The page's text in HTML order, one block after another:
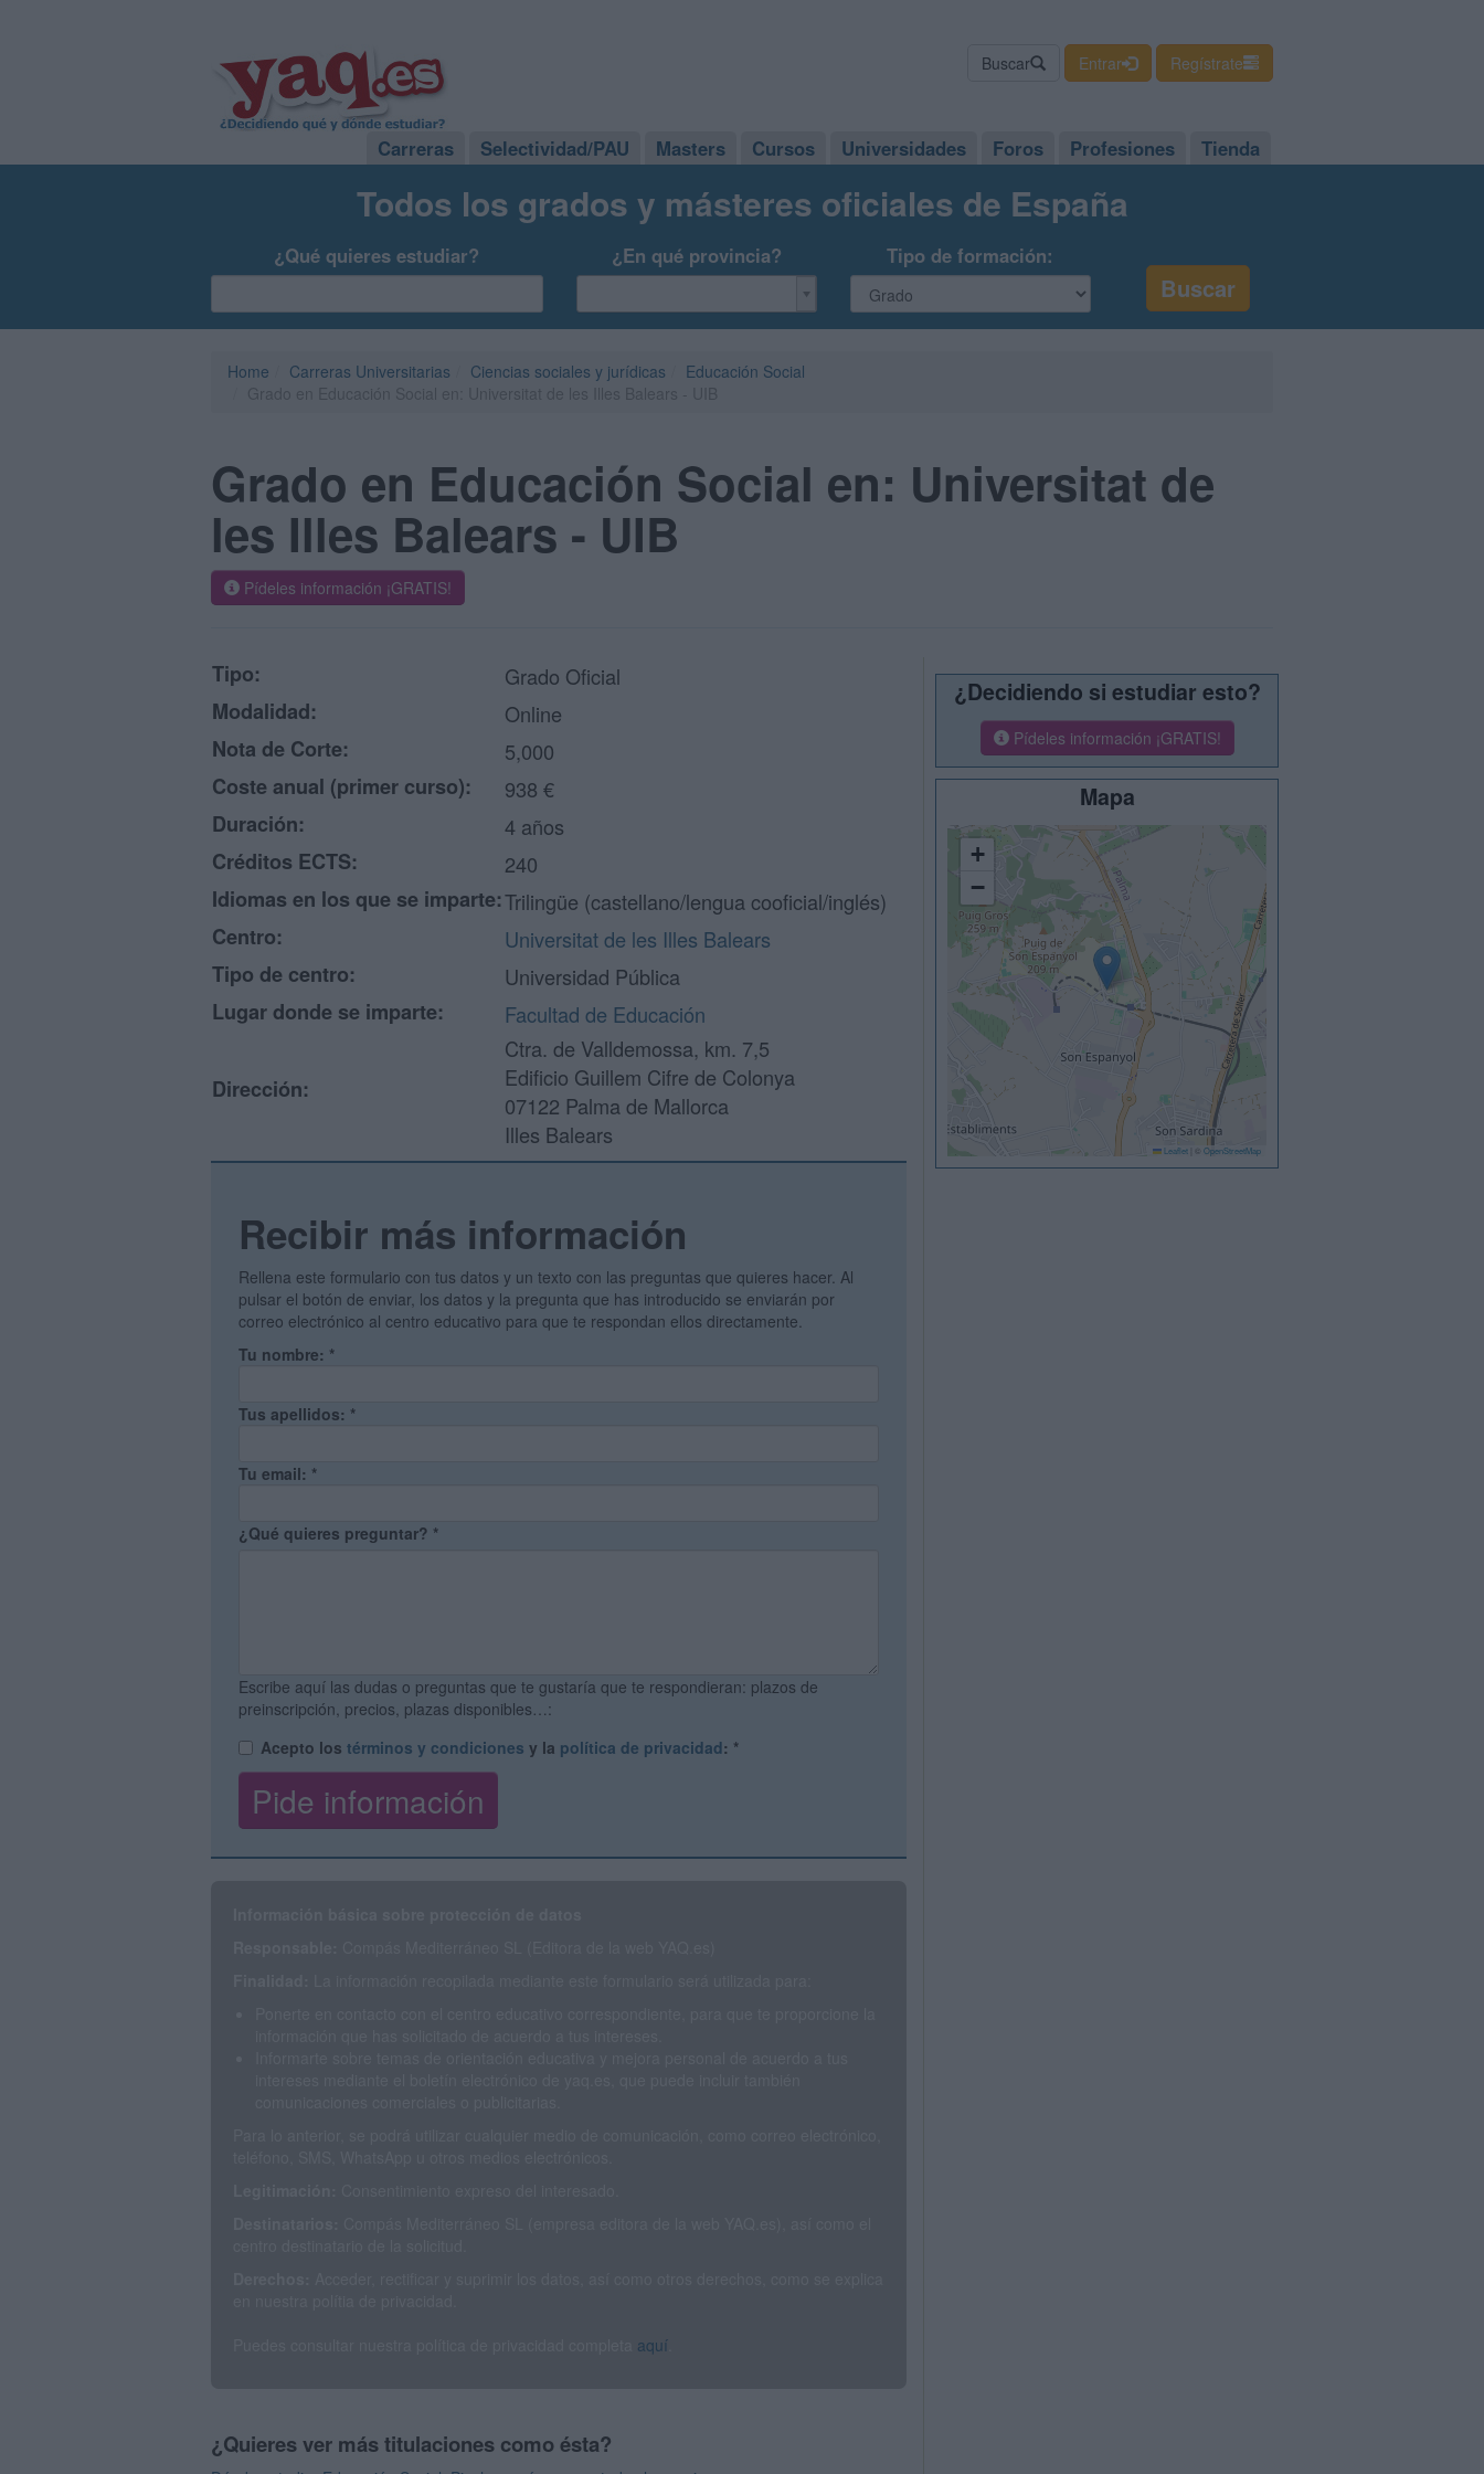
Buscar Entrar Regístrate
Carreras Selectividad/PAU Masters Cursos Universidades Foros Profesiones Tienda
Todos los grados y másteres oficiales de España
¿Qué quieres estudiar? ¿En qué provincia? Tipo de formación:
Home Carreras Universitarias Ciencias sociales y jurídicas
Educación Social
Grado en Educación Social en: Universitat de
les Illes Balears - UIB
Pídeles información ¡GRATIS!
Tipo:
Grado Oficial
Modalidad:
Online
Nota de Corte:
5,000
Coste anual (primer curso):
938 €
Duración:
4 años
Créditos ECTS:
240
Idiomas en los que se imparte:Trilingüe (castellano/lengua cooficial/inglés)
Centro:
Universitat de les Illes Balears
Tipo de centro:
Universidad Pública
Lugar donde se imparte:
Facultad de Educación
Dirección:
Ctra. de Valldemossa, km. 7,5
Edificio Guillem Cifre de Colonya
07122 Palma de Mallorca
Illes Balears
Recibir más información
Rellena este formulario con tus datos y un texto con las preguntas que quieres hacer. Al
pulsar el botón de enviar, los datos y la pregunta que has introducido se enviarán por
correo electrónico al centro educativo para que te respondan ellos directamente.
Tu nombre: *
Tus apellidos: *
Tu email: *
¿Qué quieres preguntar? *
Escribe aquí las dudas o preguntas que te gustaría que te respondieran: plazos de
preinscripción, precios, plazas disponibles…:
Acepto los términos y condiciones y la política de privacidad: *
aquí
¿Quieres ver más titulaciones como ésta?
¿Decidiendo si estudiar esto?
Pídeles información ¡GRATIS!
Mapa
+
−
Leaflet © OpenStreetMap